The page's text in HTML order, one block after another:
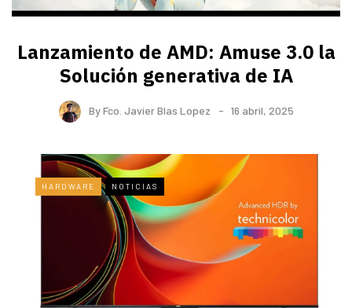
Lanzamiento de AMD: Amuse 3.0 la
Solución generativa de IA
ByFco. Javier Blas Lopez 16 abril, 2025
HARDWARE NOTICIAS